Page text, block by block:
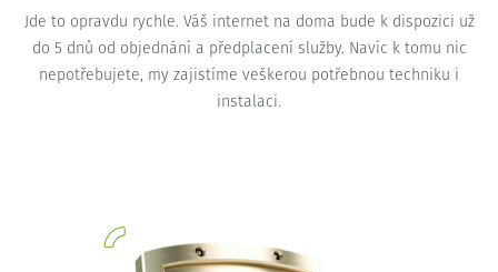
Jde to opravdu rychle. Váš internet na doma bude k dispozici už
do 5 dnů od objednání a předplacení služby. Navíc k tomu nic
nepotřebujete, my zajistíme veškerou potřebnou techniku i
instalaci.